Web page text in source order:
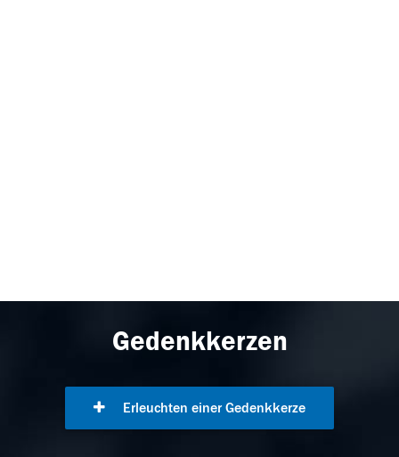
Gedenkkerzen
Erleuchten einer Gedenkkerze